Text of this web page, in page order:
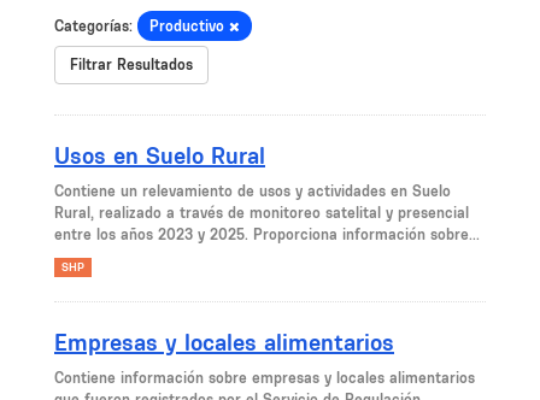
Categorías: Productivo
Filtrar Resultados
Usos en Suelo Rural
Contiene un relevamiento de usos y actividades en Suelo
Rural, realizado a través de monitoreo satelital y presencial
entre los años 2023 y 2025. Proporciona información sobre...
SHP
Empresas y locales alimentarios
Contiene información sobre empresas y locales alimentarios